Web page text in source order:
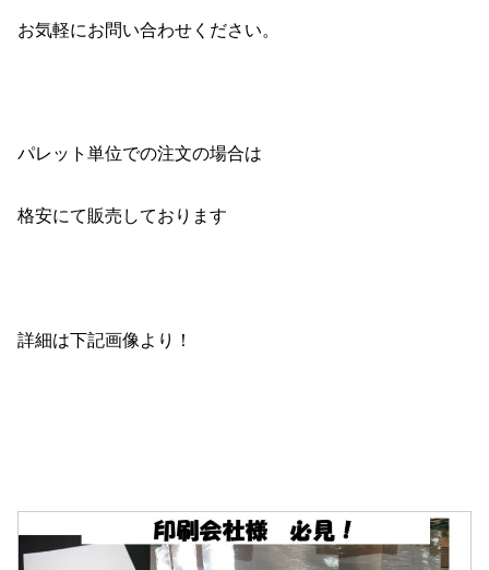
お気軽にお問い合わせください。
パレット単位での注文の場合は
格安にて販売しております
詳細は下記画像より！